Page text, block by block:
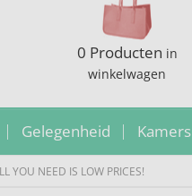
0 Producten in
winkelwagen
Gelegenheid Kamers
YOU NEED IS LOW PRICES!